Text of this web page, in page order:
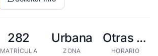
282
MATRÍCULA
Urbana
ZONA
Otras tandas
HORARIO